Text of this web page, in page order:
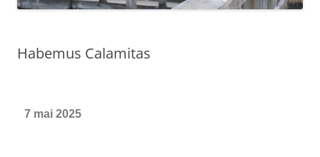
Habemus Calamitas
7 mai 2025